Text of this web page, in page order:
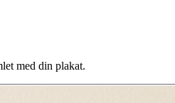
med din plakat.